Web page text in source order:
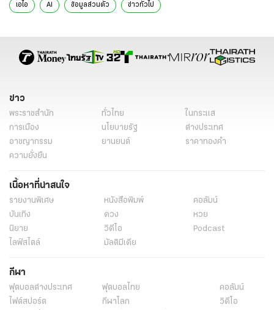
เอไอ AI ข้อมูลส่วนตัว ข่าวทั่วไป
ข่าว
พระราชสำนัก ทั่วไทย
ในกระแส
การเมือง
นโยบายรัฐ
ต่างประเทศ
อาชญากรรม
ยานยนต์
ราคาทองคำ
ความยั่งยืน
เนื้อหาที่น่าสนใจ
รายงานพิเศษ หนังสือพิมพ์
คอลัมน์
บันเทิง
ดวง
หวย
นิยาย
วิดีโอ
Podcast
ไลฟ์สไตล์
มัลติมีเดีย
กีฬา
ฟุตบอลต่่างประเทศ ฟุตบอลไทย
คอลัมน์
ไฟต์สปอร์ต
กีฬาโลก
วิดีโอ